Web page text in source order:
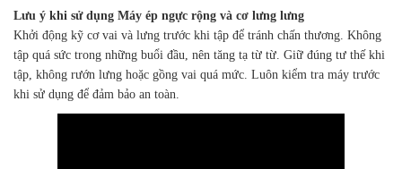
Lưu ý khi sử dụng Máy ép ngực rộng và cơ lưng lưng
Khởi động kỹ cơ vai và lưng trước khi tập để tránh chấn thương. Không
tập quá sức trong những buổi đầu, nên tăng tạ từ từ. Giữ đúng tư thế khi
tập, không rướn lưng hoặc gồng vai quá mức. Luôn kiểm tra máy trước
khi sử dụng để đảm bảo an toàn.